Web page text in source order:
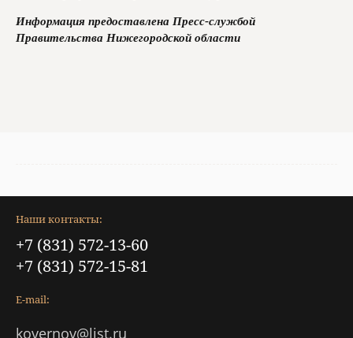
Информация предоставлена Пресс-службой
Правительства Нижегородской области
Наши контакты:
+7 (831) 572-13-60
+7 (831) 572-15-81
E-mail:
kovernov@list.ru